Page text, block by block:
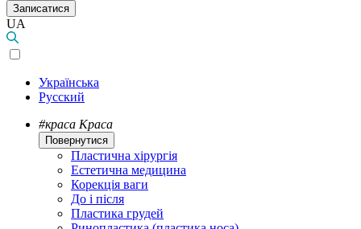
Записатися
UA
Українська
Русский
#краса Краса
Повернутися
Пластична хірургія
Естетична медицина
Корекція ваги
До і після
Пластика грудей